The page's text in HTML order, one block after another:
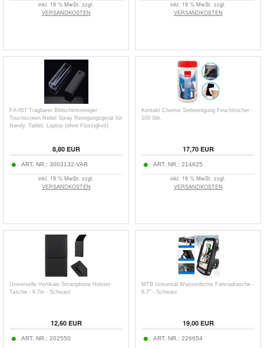
inkl. 19 % MwSt. zzgl.
VERSANDKOSTEN
inkl. 19 % MwSt. zzgl.
VERSANDKOSTEN
FA-007 Tragbarer Bildschirmreiniger
Touchscreen Nebel Spray Reinigungsgerät für
Handy, Tablet, Laptop (ohne Flüssigkeit)
8,80EUR
ART. NR.: 3003132-VAR
inkl. 19 % MwSt. zzgl.
VERSANDKOSTEN
Kontakt Chemie Siebreinigung Feuchttücher -
100 Stk.
17,70EUR
ART. NR.: 214625
inkl. 19 % MwSt. zzgl.
VERSANDKOSTEN
Universelle Vertikale Smartphone Holster-
Tasche - 6.7in - Schwarz
12,60EUR
ART. NR.: 202550
MTB Universal Wasserdichte Fahrradtasche -
6.7" - Schwarz
19,00EUR
ART. NR.: 226654